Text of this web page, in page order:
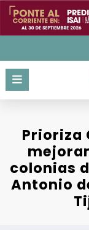
Saltar
contenido
Prioriza
colonias
Antonio